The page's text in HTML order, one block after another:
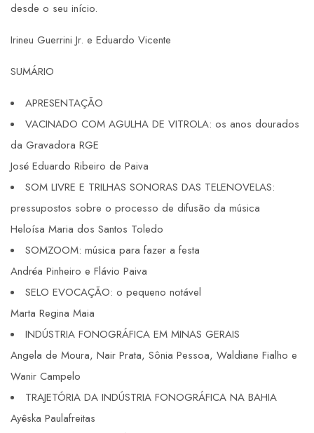
desde o seu início.
Irineu Guerrini Jr. e Eduardo Vicente
SUMÁRIO
APRESENTAÇÃO
VACINADO COM AGULHA DE VITROLA: os anos dourados
da Gravadora RGE
José Eduardo Ribeiro de Paiva
SOM LIVRE E TRILHAS SONORAS DAS TELENOVELAS:
pressupostos sobre o processo de difusão da música
Heloísa Maria dos Santos Toledo
SOMZOOM: música para fazer a festa
Andréa Pinheiro e Flávio Paiva
SELO EVOCAÇÃO: o pequeno notável
Marta Regina Maia
INDÚSTRIA FONOGRÁFICA EM MINAS GERAIS
Angela de Moura, Nair Prata, Sônia Pessoa, Waldiane Fialho e
Wanir Campelo
TRAJETÓRIA DA INDÚSTRIA FONOGRÁFICA NA BAHIA
Ayêska Paulafreitas